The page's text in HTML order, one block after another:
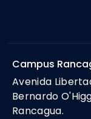
Campus
Avenida
Bernardo
Rancagua.